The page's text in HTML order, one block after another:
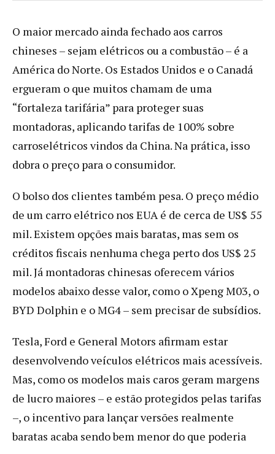
O maior mercado ainda fechado aos carros
chineses – sejam elétricos ou a combustão – é a
América do Norte. Os Estados Unidos e o Canadá
ergueram o que muitos chamam de uma
“fortaleza tarifária” para proteger suas
montadoras, aplicando tarifas de 100% sobre
carroselétricos vindos da China. Na prática, isso
dobra o preço para o consumidor.
O bolso dos clientes também pesa. O preço médio
de um carro elétrico nos EUA é de cerca de US$ 55
mil. Existem opções mais baratas, mas sem os
créditos fiscais nenhuma chega perto dos US$ 25
mil. Já montadoras chinesas oferecem vários
modelos abaixo desse valor, como o Xpeng M03, o
BYD Dolphin e o MG4 – sem precisar de subsídios.
Tesla, Ford e General Motors afirmam estar
desenvolvendo veículos elétricos mais acessíveis.
Mas, como os modelos mais caros geram margens
de lucro maiores – e estão protegidos pelas tarifas
–, o incentivo para lançar versões realmente
baratas acaba sendo bem menor do que poderia